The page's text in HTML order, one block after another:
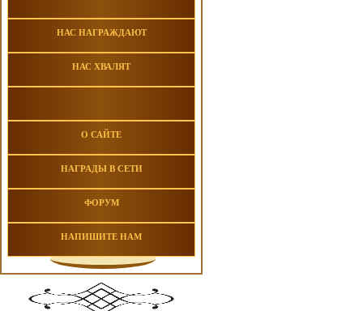
НАС НАГРАЖДАЮТ
НАС ХВАЛЯТ
О САЙТЕ
НАГРАДЫ В СЕТИ
ФОРУМ
НАПИШИТЕ НАМ